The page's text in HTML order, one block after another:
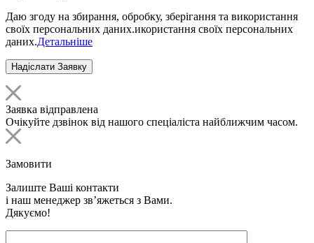
Даю згоду на збирання, обробку, зберігання та використання
своїх персональних даних.икористання своїх персональних
даних.Детальніше
Заявка відправлена
Очікуйте дзвінок від нашого спеціаліста найближчим часом.
Замовити
Залиште Ваші контакти
і наш менеджер зв’яжеться з Вами.
Дякуємо!